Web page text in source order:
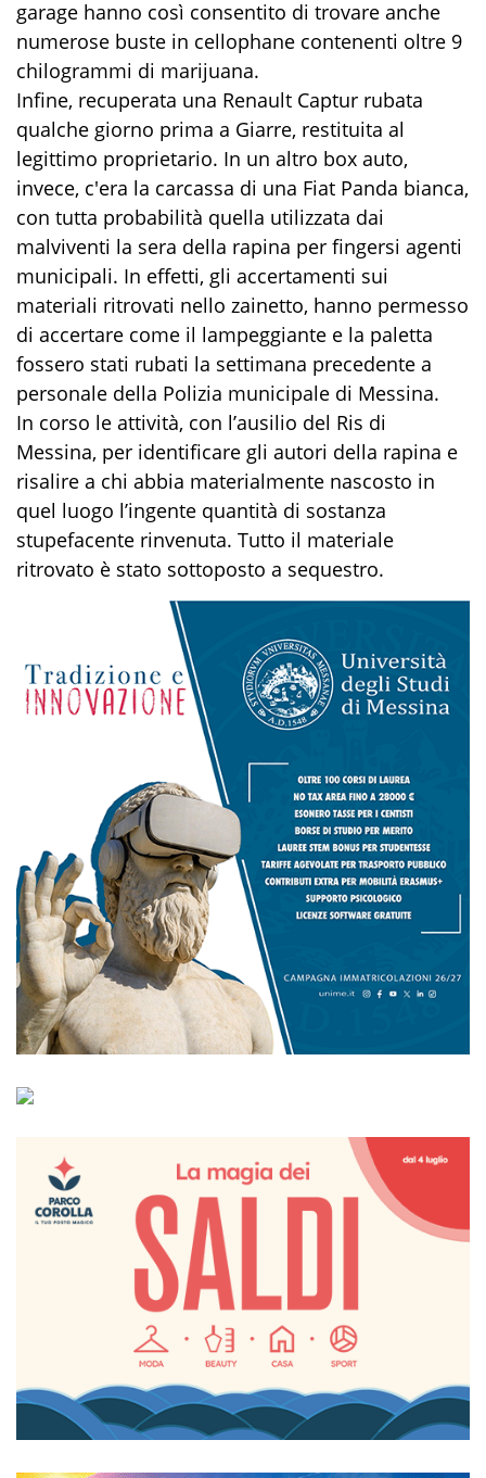
garage hanno così consentito di trovare anche
numerose buste in cellophane contenenti oltre 9
chilogrammi di marijuana.
Infine, recuperata una Renault Captur rubata
qualche giorno prima a Giarre, restituita al
legittimo proprietario. In un altro box auto,
invece, c'era la carcassa di una Fiat Panda bianca,
con tutta probabilità quella utilizzata dai
malviventi la sera della rapina per fingersi agenti
municipali. In effetti, gli accertamenti sui
materiali ritrovati nello zainetto, hanno permesso
di accertare come il lampeggiante e la paletta
fossero stati rubati la settimana precedente a
personale della Polizia municipale di Messina.
In corso le attività, con l’ausilio del Ris di
Messina, per identificare gli autori della rapina e
risalire a chi abbia materialmente nascosto in
quel luogo l’ingente quantità di sostanza
stupefacente rinvenuta. Tutto il materiale
ritrovato è stato sottoposto a sequestro.